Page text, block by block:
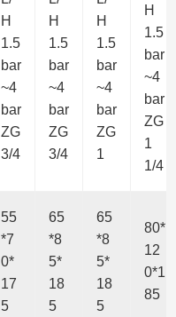
H
1.5
bar
~4
bar
ZG
3/4
H
1.5
bar
~4
bar
ZG
3/4
H
1.5
bar
~4
bar
ZG
1
H
1.5
bar
~4
bar
ZG
1
1/4
55
*7
0*
17
5
65
*8
5*
18
5
65
*8
5*
18
5
80*
12
0*1
85